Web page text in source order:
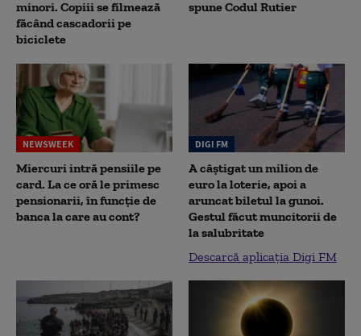
minori. Copiii se filmează
făcând cascadorii pe
biciclete
spune Codul Rutier
NEWSWEEK
Miercuri intră pensiile pe
card. La ce oră le primesc
pensionarii, în funcție de
banca la care au cont?
DIGI FM
A câștigat un milion de
euro la loterie, apoi a
aruncat biletul la gunoi.
Gestul făcut muncitorii de
la salubritate
Descarcă aplicația Digi FM